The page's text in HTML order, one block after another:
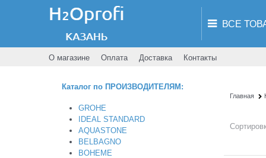
О магазине Оплата Доставка Контакты
Каталог по ПРОИЗВОДИТЕЛЯМ:
GROHE
IDEAL STANDARD
AQUASTONE
BELBAGNO
BOHEME
Главная